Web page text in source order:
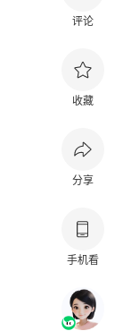
评论
收藏
分享
手机看